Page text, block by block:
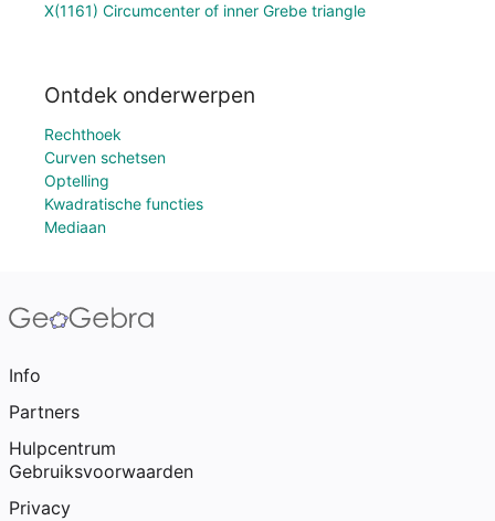
X(1161) Circumcenter of inner Grebe triangle
Ontdek onderwerpen
Rechthoek
Curven schetsen
Optelling
Kwadratische functies
Mediaan
Info
Partners
Hulpcentrum
Gebruiksvoorwaarden
Privacy